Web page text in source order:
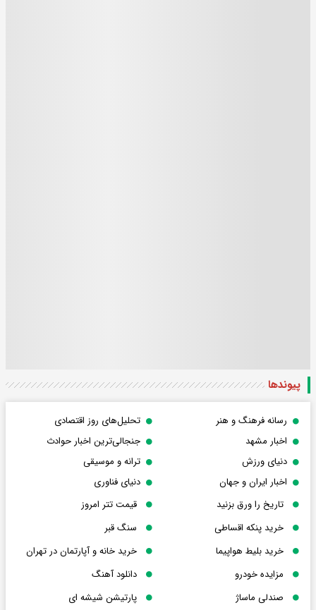
پیوندها
رسانه فرهنگ و هنر
تحلیل‌های روز اقتصادی
اخبار مشهد
جنجالی‌ترین اخبار حوادث
دنیای ورزش
ترانه و موسیقی
اخبار ایران و جهان
دنیای فناوری
تاریخ را ورق بزنید
قیمت تتر امروز
خرید پنکه اقساطی
سنگ قبر
خرید بلیط هواپیما
خرید خانه و آپارتمان در تهران
مزایده خودرو
دانلود آهنگ
صندلی ماساژ
پارتیشن شیشه ای